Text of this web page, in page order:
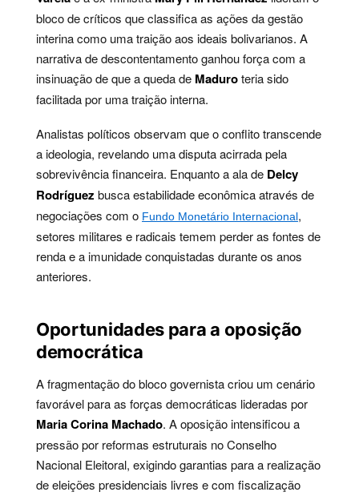
bloco de críticos que classifica as ações da gestão
interina como uma traição aos ideais bolivarianos. A
narrativa de descontentamento ganhou força com a
insinuação de que a queda de Maduroteria sido
facilitada por uma traição interna.
Analistas políticos observam que o conflito transcende
a ideologia, revelando uma disputa acirrada pela
sobrevivência financeira. Enquanto a ala de Delcy
Rodríguez busca estabilidade econômica através de
negociações com o Fundo Monetário Internacional,
setores militares e radicais temem perder as fontes de
renda e a imunidade conquistadas durante os anos
anteriores.
Oportunidades para a oposição
democrática
A fragmentação do bloco governista criou um cenário
favorável para as forças democráticas lideradas por
Maria Corina Machado. A oposição intensificou a
pressão por reformas estruturais no Conselho
Nacional Eleitoral, exigindo garantias para a realização
de eleições presidenciais livres e com fiscalização